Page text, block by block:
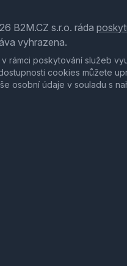
B2M.CZ s.r.o. ráda
vyhrazena.
v rámci poskytování služeb
cookies můžete
osobní údaje v souladu s